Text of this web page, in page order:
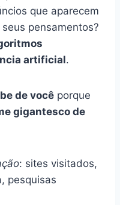
que aparecem
pensamentos?
artificial.
de você porque
gigantesco de
: sites visitados,
pesquisas